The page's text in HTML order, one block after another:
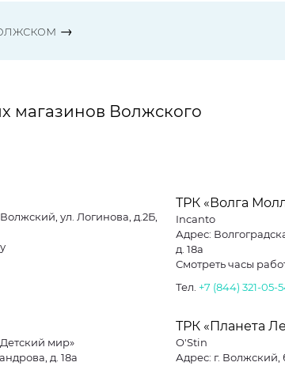
→
магазинов Волжского
ул. Логинова, д.2Б,
ТРК «Волга
Incanto
Адрес:
д. 18а
Смотреть часы
Тел. +7 (844) 321-05-
мир»
д. 18а
ТРК «Планета
O'Stin
Адрес: г.